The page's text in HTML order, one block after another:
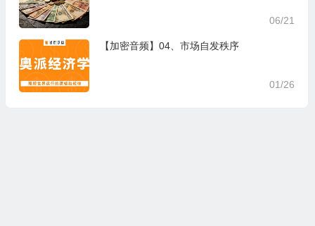
06/21
【加密音频】04、市场自发秩序
01/26